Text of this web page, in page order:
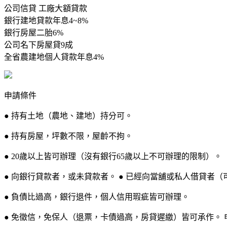
公司信貸 工廠大額貸款
銀行建地貸款年息4~8%
銀行房屋二胎6%
公司名下房屋貸9成
全省農建地個人貸款年息4%
申請條件
● 持有土地（農地、建地）持分可。
● 持有房屋，坪數不限，屋齡不拘。
● 20歲以上皆可辦理（沒有銀行65歲以上不可辦理的限制）。
● 向銀行貸款者，或未貸款者。 ● 已經向當舖或私人借貸者（
● 負債比過高，銀行退件，個人信用瑕疵皆可辦理。
● 免徵信，免保人（退票，卡債過高，房貸遲繳）皆可承作。